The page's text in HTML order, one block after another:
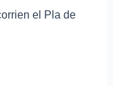
el Pla de